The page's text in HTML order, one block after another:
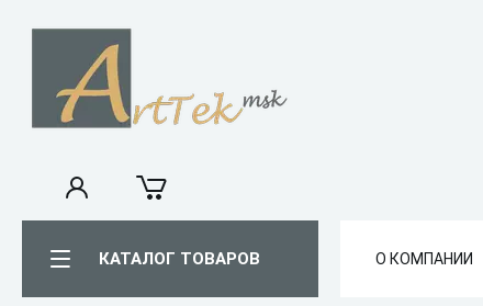
КАТАЛОГ ТОВАРОВ О КОМПАНИИ